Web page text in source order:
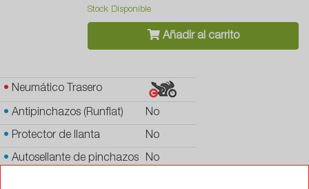
Stock Disponible
Añadir al carrito
• Neumático Trasero
• Antipinchazos (Runflat) No
• Protector de llanta No
• Autosellante de pinchazos No